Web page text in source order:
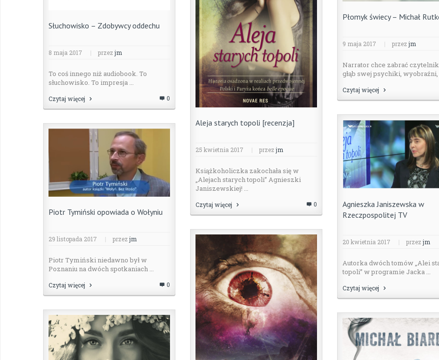
Płomyk świecy – Michał
9 maja 2017 | przez jm
Narrator chce zabrać
głąb swej psychiki, wyobraźni,
Czytaj więcej
Słuchowisko – Zdobywcy oddechu
8 maja 2017 | przez jm
To coś innego niż audiobook. To
słuchowisko. To impresja ...
Czytaj więcej 0
Aleja starych topoli [recenzja]
25 kwietnia 2017 | przez jm
Książkoholiczka zakochała się w
„Alejach starych topoli” Agnieszki
Janiszewskiej! ...
Czytaj więcej 0
Agnieszka Janiszewska w
Rzeczpospolitej TV
20 kwietnia 2017 | przez jm
Autorka dwóch tomów „Alei
topoli” w programie Jacka ...
Czytaj więcej
Piotr Tymiński opowiada o Wołyniu
29 listopada 2017 | przez jm
Piotr Tymiński niedawno był w
Poznaniu na dwóch spotkaniach ...
Czytaj więcej 0